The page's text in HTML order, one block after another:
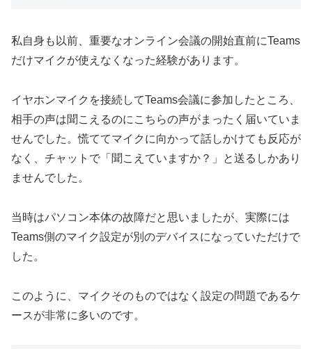
私自身も以前、重要なオンライン会議の開始直前にTeams
だけマイクが使えなくなった経験があります。
イヤホンマイクを接続してTeams会議に参加したところ、
相手の声は聞こえるのにこちらの声がまったく届いていま
せんでした。慌ててマイクに向かって話しかけても反応が
なく、チャットで「聞こえていますか？」と送るしかあり
ませんでした。
当時はパソコン本体の故障だと思いましたが、実際には
Teams側のマイク設定が別のデバイスになっていただけで
した。
このように、マイクそのものではなく設定の問題であるケ
ースが非常に多いのです。